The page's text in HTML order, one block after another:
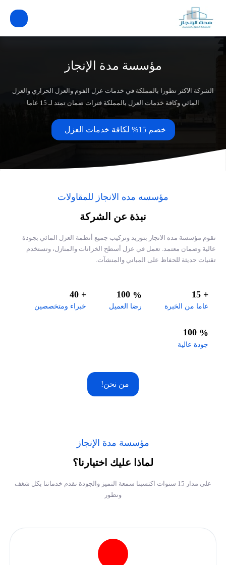
مؤسسة مدة الإنجاز
الشركة الاكثر تطورا بالمملكة في خدمات عزل الفوم والعزل الحراري والعزل
المائي وكافة خدمات العزل بالمملكة فترات ضمان تمتد لـ 15 عاما
خصم 15% لكافة خدمات العزل
مؤسسه مده الانجاز للمقاولات
نبذة عن الشركة
تقوم مؤسسة مده الانجاز بتوريد وتركيب جميع أنظمة العزل المائي بجودة
عالية وضمان معتمد. تعمل في عزل أسطح الخزانات والمنازل، وتستخدم
تقنيات حديثة للحفاظ على المباني والمنشآت.
+
عاما من الخبرة
%
رضا العميل
+
خبراء ومتخصصين
%
جودة عالية
من نحن!
مؤسسة مدة الإنجاز
لماذا عليك اختيارنا؟
على مدار 15 سنوات اكتسبنا سمعة التميز والجودة نقدم خدماتنا بكل شغف
وتطور